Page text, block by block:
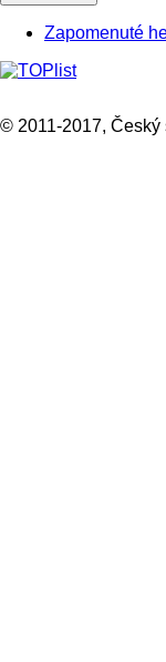
Zapomenuté
© 2011-2017, Český